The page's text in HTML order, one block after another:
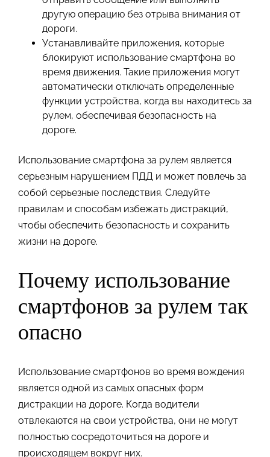
другую операцию без отрыва внимания от
дороги.
Устанавливайте приложения, которые
блокируют использование смартфона во
время движения. Такие приложения могут
автоматически отключать определенные
функции устройства, когда вы находитесь за
рулем, обеспечивая безопасность на
дороге.
Использование смартфона за рулем является
серьезным нарушением ПДД и может повлечь за
собой серьезные последствия. Следуйте
правилам и способам избежать дистракций,
чтобы обеспечить безопасность и сохранить
жизни на дороге.
Почему использование
смартфонов за рулем так
опасно
Использование смартфонов во время вождения
является одной из самых опасных форм
дистракции на дороге. Когда водители
отвлекаются на свои устройства, они не могут
полностью сосредоточиться на дороге и
происходящем вокруг них.